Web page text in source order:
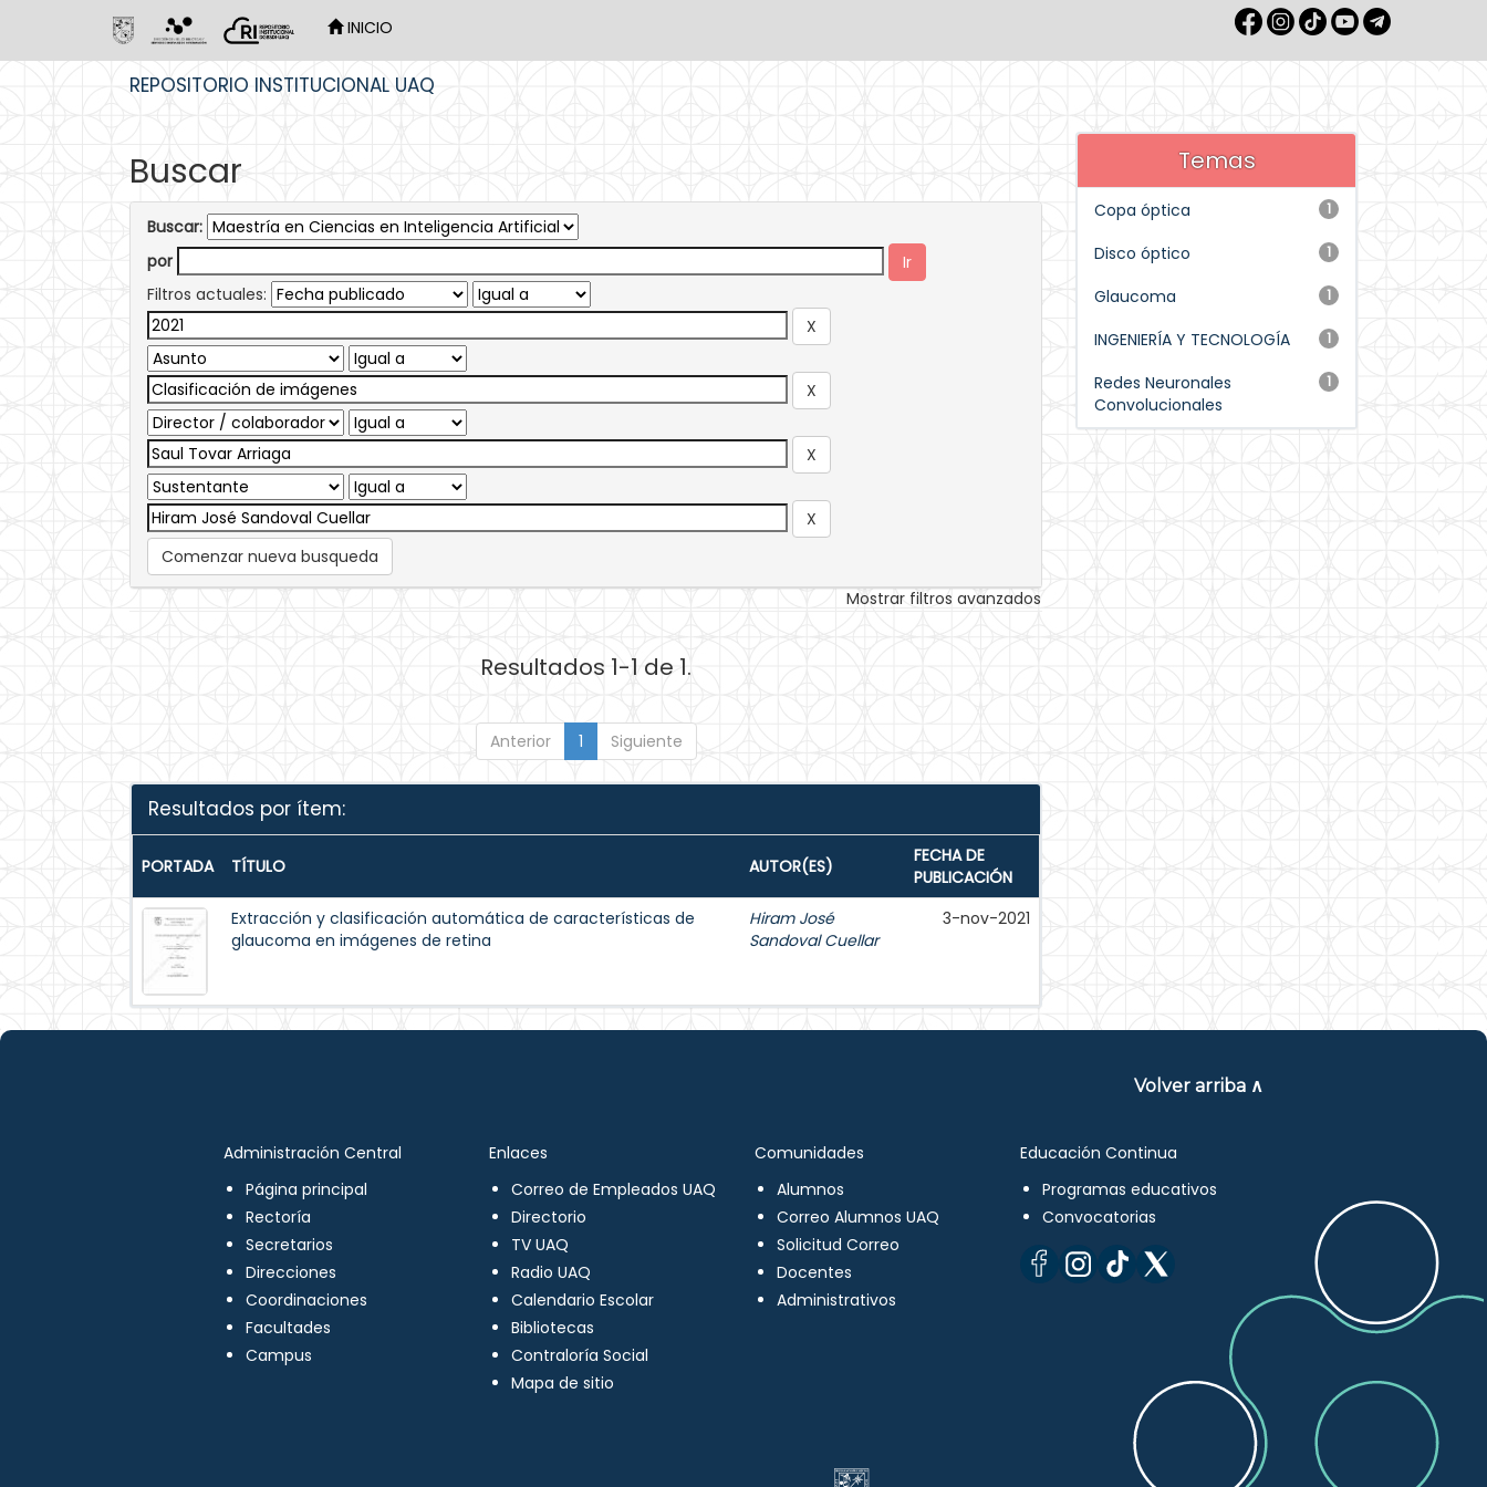
INICIO
REPOSITORIO INSTITUCIONAL UAQ
Buscar
Buscar:
por
Filtros actuales:
Comenzar nueva busqueda
Mostrar filtros avanzados
Resultados 1-1 de 1.
Anterior 1 Siguiente
Resultados por ítem:
PORTADA TÍTULO AUTOR(ES)
FECHA DE
PUBLICACIÓN
Extracción y clasificación automática de características de
glaucoma en imágenes de retina
Hiram José
Sandoval Cuellar
3-nov-2021
Temas
1
Copa óptica
1
Disco óptico
1
Glaucoma
1
INGENIERÍA Y TECNOLOGÍA
1
Redes Neuronales
Convolucionales
Volver arriba ∧
Administración Central
Página principal
Rectoría
Secretarios
Direcciones
Coordinaciones
Facultades
Campus
Enlaces
Correo de Empleados UAQ
Directorio
TV UAQ
Radio UAQ
Calendario Escolar
Bibliotecas
Contraloría Social
Mapa de sitio
Comunidades
Alumnos
Correo Alumnos UAQ
Solicitud Correo
Docentes
Administrativos
Educación Continua
Programas educativos
Convocatorias